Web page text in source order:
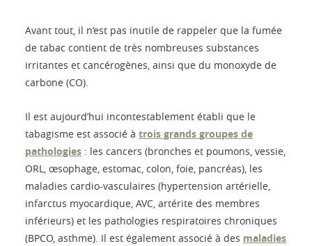
Avant tout, il n’est pas inutile de rappeler que la fumée
de tabac contient de très nombreuses substances
irritantes et cancérogènes, ainsi que du monoxyde de
carbone (CO).
Il est aujourd’hui incontestablement établi que le
tabagisme est associé à trois grands groupes de
pathologies : les cancers (bronches et poumons, vessie,
ORL, œsophage, estomac, colon, foie, pancréas), les
maladies cardio-vasculaires (hypertension artérielle,
infarctus myocardique, AVC, artérite des membres
inférieurs) et les pathologies respiratoires chroniques
(BPCO, asthme). Il est également associé à des maladies